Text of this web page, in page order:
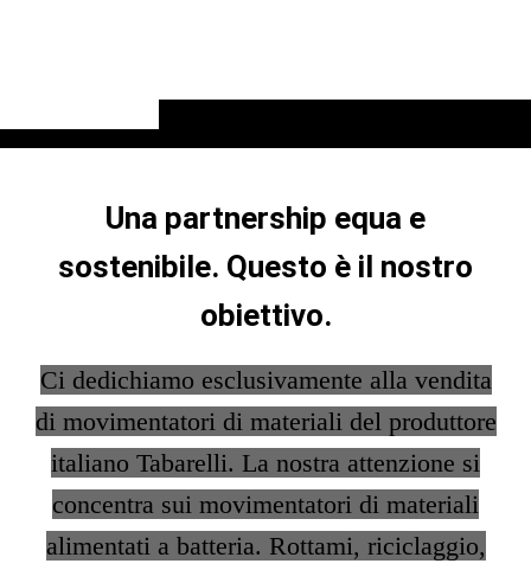
Una partnership equa e
sostenibile. Questo è il nostro
obiettivo.
Ci dedichiamo esclusivamente alla vendita
di movimentatori di materiali del produttore
italiano Tabarelli. La nostra attenzione si
concentra sui movimentatori di materiali
alimentati a batteria. Rottami, riciclaggio,